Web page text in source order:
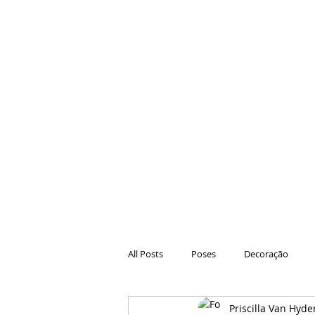
All Posts Poses Decoração
Animações Danças
Priscilla Van